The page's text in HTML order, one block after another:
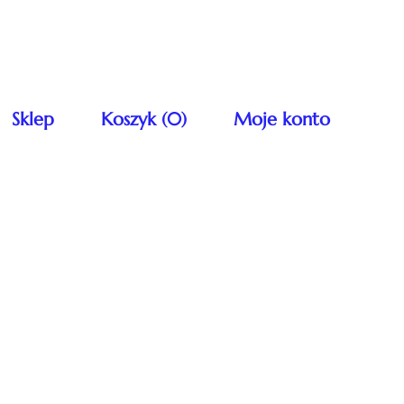
Sklep Koszyk (0) Moje konto